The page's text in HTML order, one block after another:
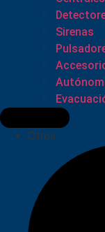
Sirenas
Otros